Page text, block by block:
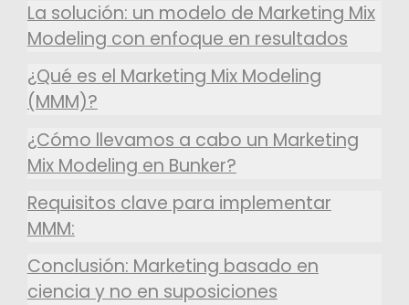
La solución: un modelo de Marketing Mix
Modeling con enfoque en resultados
¿Qué es el Marketing Mix Modeling
(MMM)?
¿Cómo llevamos a cabo un Marketing
Mix Modeling en Bunker?
Requisitos clave para implementar
MMM:
Conclusión: Marketing basado en
ciencia y no en suposiciones